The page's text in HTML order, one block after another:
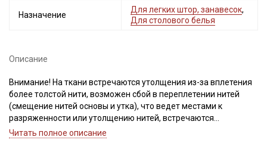
Назначение
Для легких штор, занавесок,
Для столового белья
Описание
Внимание! На ткани встречаются утолщения из-за вплетения
более толстой нити, возможен сбой в переплетении нитей
(смещение нитей основы и утка), что ведет местами к
разряженности или утолщению нитей, встречаются
непрокрасы и вплетения нитей другого цвета, дефекты вдоль
Читать полное описание